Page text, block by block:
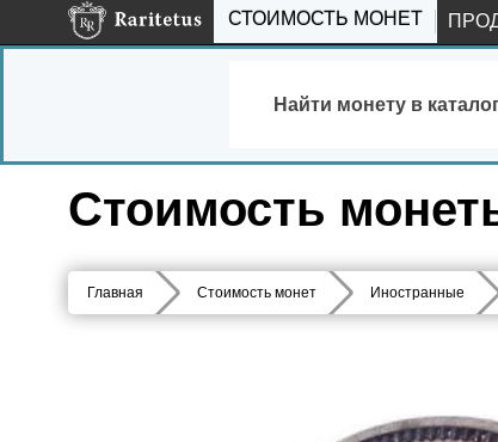
СТОИМОСТЬ МОНЕТ
Найти монету в
Стоимость
Главная Стоимость монет Иностранные